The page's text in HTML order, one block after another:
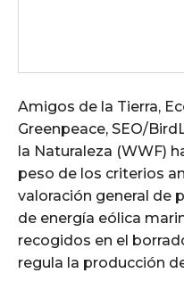
Amigos de la Tierra,
Greenpeace, SEO/
la Naturaleza (WWF)
peso de los criterios
valoración general de
de energía eólica
recogidos en el
regula la producción